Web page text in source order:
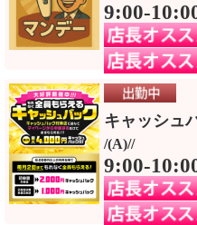
9:00-
キャッシュ
/(A)//
9:00-